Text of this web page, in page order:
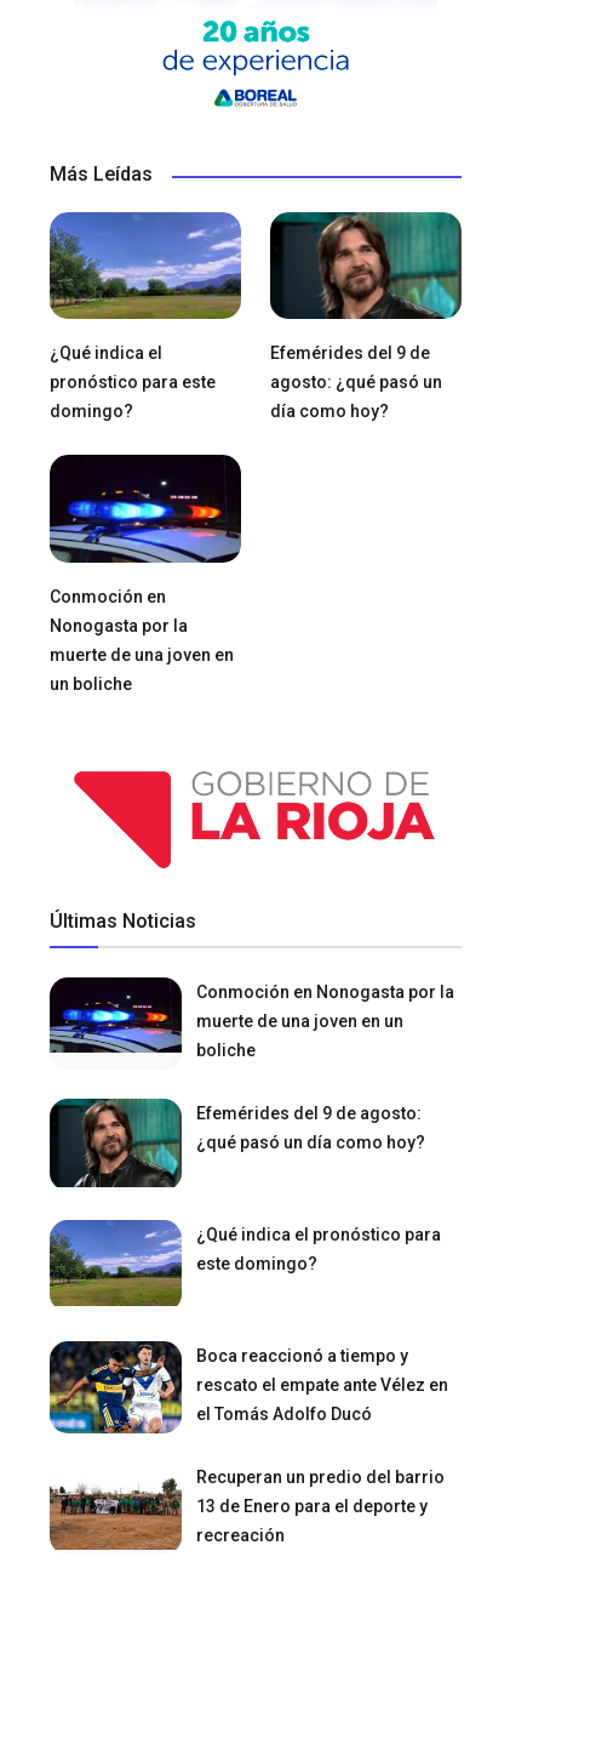
Más Leídas
¿Qué indica el
pronóstico para este
domingo?
Efemérides del 9 de
agosto: ¿qué pasó un
día como hoy?
Conmoción en
Nonogasta por la
muerte de una joven en
un boliche
Últimas Noticias
Conmoción en Nonogasta por la
muerte de una joven en un
boliche
Efemérides del 9 de agosto:
¿qué pasó un día como hoy?
¿Qué indica el pronóstico para
este domingo?
Boca reaccionó a tiempo y
rescato el empate ante Vélez en
el Tomás Adolfo Ducó
Recuperan un predio del barrio
13 de Enero para el deporte y
recreación